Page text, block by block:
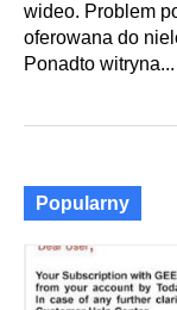
wideo. Problem
oferowana do
Ponadto witryna...
Popularny